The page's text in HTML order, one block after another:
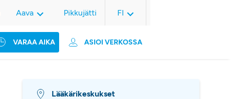
VARAA AIKA ASIOI VERKOSSA
Aava Pikkujätti FI
Lääkärikeskukset